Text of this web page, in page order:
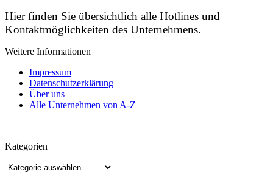
Hier finden Sie übersichtlich alle Hotlines und
Kontaktmöglichkeiten des Unternehmens.
Weitere Informationen
Impressum
Datenschutzerklärung
Über uns
Alle Unternehmen von A-Z
Kategorien
Kategorien